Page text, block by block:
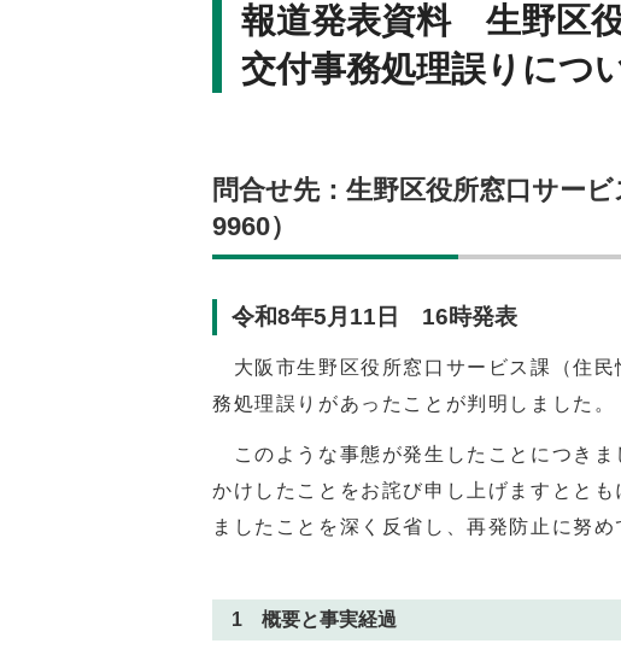
報道発表資料 生野区
交付事務処理誤りにつ
問合せ先：生野区役所窓口サー
9960）
令和8年5月11日 16時発表
大阪市生野区役所窓口サービス課（住
務処理誤りがあったことが判明しました。
このような事態が発生したことにつきま
かけしたことをお詫び申し上げますとと
ましたことを深く反省し、再発防止に努め
1 概要と事実経過